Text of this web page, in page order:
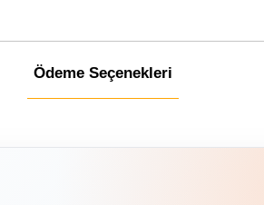
Ödeme Seçenekleri